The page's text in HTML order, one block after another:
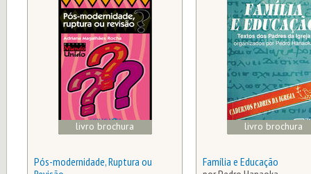
livro brochura
Pós-modernidade, Ruptura ou
livro brochura
Família e Educação